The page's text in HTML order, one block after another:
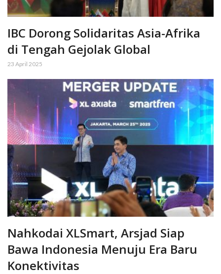
IBC Dorong Solidaritas Asia-Afrika
di Tengah Gejolak Global
23 April 2025
Nahkodai XLSmart, Arsjad Siap
Bawa Indonesia Menuju Era Baru
Konektivitas